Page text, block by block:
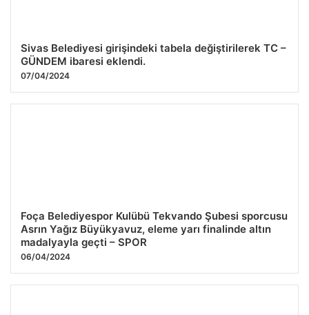
Sivas Belediyesi girişindeki tabela değiştirilerek TC –
GÜNDEM ibaresi eklendi.
07/04/2024
Foça Belediyespor Kulübü Tekvando Şubesi sporcusu
Asrın Yağız Büyükyavuz, eleme yarı finalinde altın
madalyayla geçti – SPOR
06/04/2024